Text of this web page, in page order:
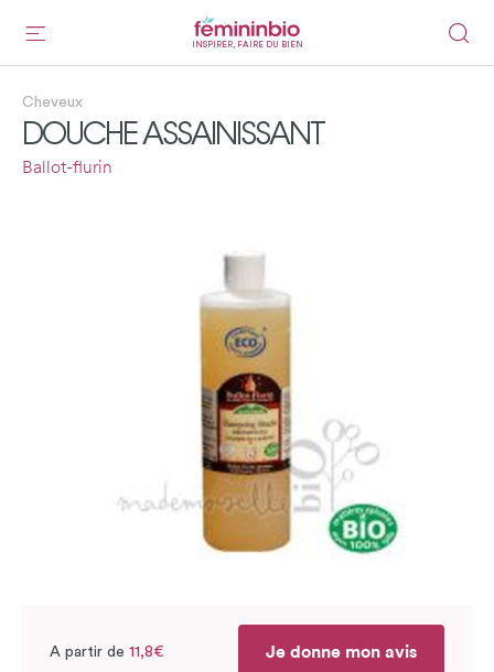
INSPIRER, FAIRE DU BIEN
Cheveux
DOUCHE ASSAINISSANT
Ballot-flurin
A partir de 11,8€ Je donne mon avis